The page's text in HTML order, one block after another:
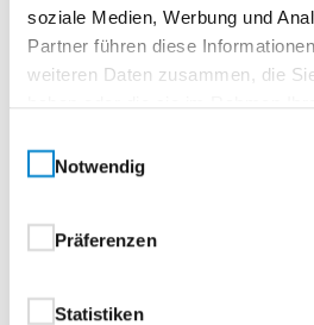
soziale Medien, Werbung und
Partner führen diese
weiteren Daten zusammen, die
Notwendig
Präferenzen
Statistiken
Alle Vorteile auf einen Blick:
Echte Unikate – jedes
Vielfältige Maserungen
Reproduktion, sondern
und Verarbeitung –
Nachhaltig schön – edles